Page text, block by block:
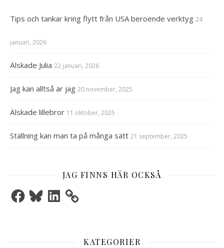
Tips och tankar kring flytt från USA beroende verktyg 24
januari, 2026
Älskade Julia 22 januari, 2026
Jag kan alltså är jag 20 november, 2025
Älskade lillebror 11 oktober, 2025
Ställning kan man ta på många sätt 21 september, 2025
JAG FINNS HÄR OCKSÅ
FacebookBlueskyLinkedIn
KATEGORIER